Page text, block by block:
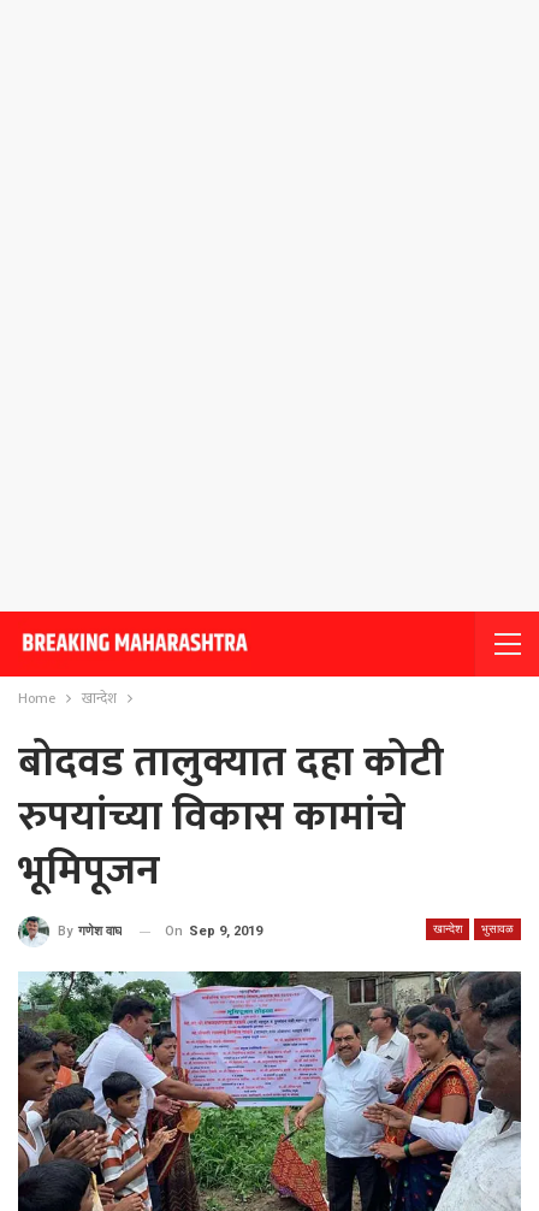
Home खान्देश
बोदवड तालुक्यात दहा कोटी
रुपयांच्या विकास कामांचे
भूमिपूजन
खान्देश भुसावळ
By गणेश वाघ On Sep 9, 2019